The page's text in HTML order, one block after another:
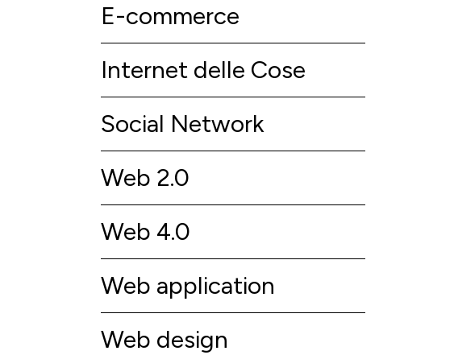
E-commerce
Internet delle Cose
Social Network
Web 2.0
Web 4.0
Web application
Web design